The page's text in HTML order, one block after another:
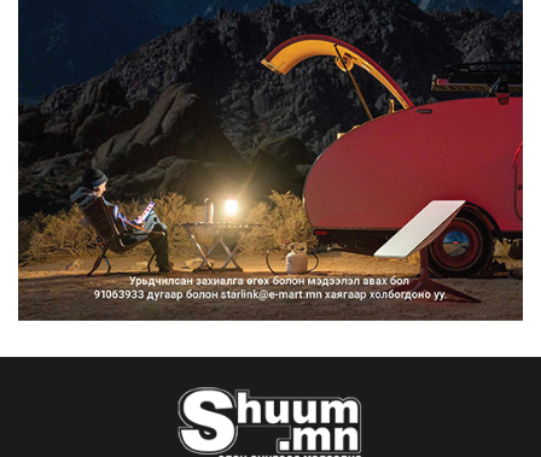
2026/08/06
Прокурорын байгууллага өнгөрсөн
долоо хоногт 29,44...
2026/08/05
Тэгш, сондгойгоор замын
хөдөлгөөнд оролцох зохицуу...
2026/08/05
Тэгш, сондгойгоор хөдөлгөөнд
оролцуулах зохицуулал...
2026/08/05